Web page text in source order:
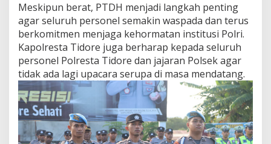
Meskipun berat, PTDH menjadi langkah penting
agar seluruh personel semakin waspada dan terus
berkomitmen menjaga kehormatan institusi Polri.
Kapolresta Tidore juga berharap kepada seluruh
personel Polresta Tidore dan jajaran Polsek agar
tidak ada lagi upacara serupa di masa mendatang.